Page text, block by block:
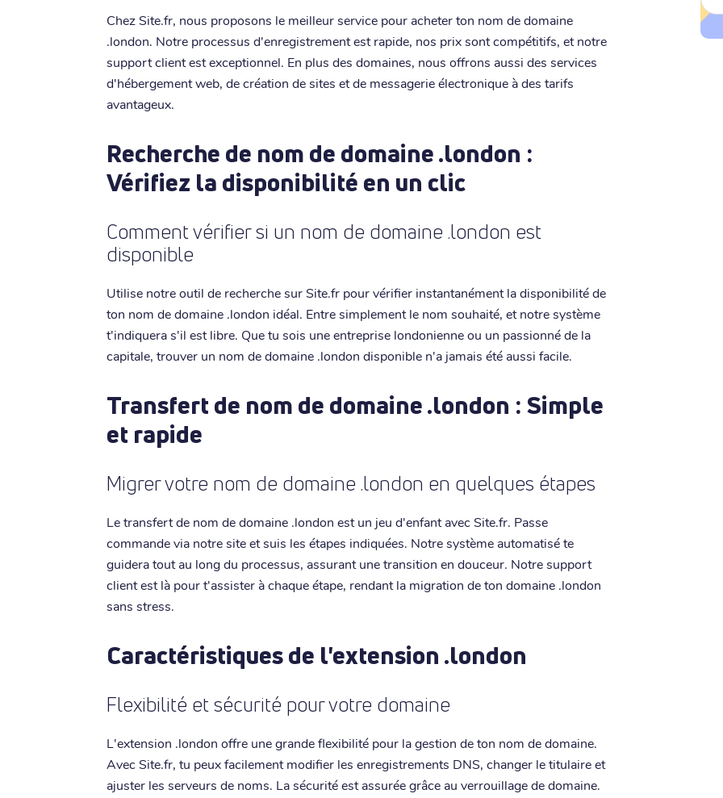
Chez Site.fr, nous proposons le meilleur service pour acheter ton nom de domaine
.london. Notre processus d'enregistrement est rapide, nos prix sont compétitifs, et notre
support client est exceptionnel. En plus des domaines, nous offrons aussi des services
d'hébergement web, de création de sites et de messagerie électronique à des tarifs
avantageux.
Recherche de nom de domaine .london :
Vérifiez la disponibilité en un clic
Comment vérifier si un nom de domaine .london est
disponible
Utilise notre outil de recherche sur Site.fr pour vérifier instantanément la disponibilité de
ton nom de domaine .london idéal. Entre simplement le nom souhaité, et notre système
t'indiquera s'il est libre. Que tu sois une entreprise londonienne ou un passionné de la
capitale, trouver un nom de domaine .london disponible n'a jamais été aussi facile.
Transfert de nom de domaine .london : Simple
et rapide
Migrer votre nom de domaine .london en quelques étapes
Le transfert de nom de domaine .london est un jeu d'enfant avec Site.fr. Passe
commande via notre site et suis les étapes indiquées. Notre système automatisé te
guidera tout au long du processus, assurant une transition en douceur. Notre support
client est là pour t'assister à chaque étape, rendant la migration de ton domaine .london
sans stress.
Caractéristiques de l'extension .london
Flexibilité et sécurité pour votre domaine
L'extension .london offre une grande flexibilité pour la gestion de ton nom de domaine.
Avec Site.fr, tu peux facilement modifier les enregistrements DNS, changer le titulaire et
ajuster les serveurs de noms. La sécurité est assurée grâce au verrouillage de domaine.